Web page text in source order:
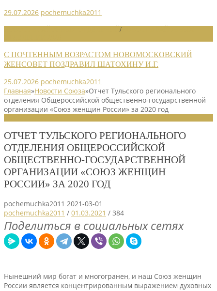
29.07.2026 pochemuchka2011
/
С ПОЧТЕННЫМ ВОЗРАСТОМ НОВОМОСКОВСКИЙ
ЖЕНСОВЕТ ПОЗДРАВИЛ ШАТОХИНУ И.Г.
25.07.2026 pochemuchka2011
Главная»Новости Союза»Отчет Тульского регионального
отделения Общероссийской общественно-государственной
организации «Союз женщин России» за 2020 год
ОТЧЕТ ТУЛЬСКОГО РЕГИОНАЛЬНОГО
ОТДЕЛЕНИЯ ОБЩЕРОССИЙСКОЙ
ОБЩЕСТВЕННО-ГОСУДАРСТВЕННОЙ
ОРГАНИЗАЦИИ «СОЮЗ ЖЕНЩИН
РОССИИ» ЗА 2020 ГОД
pochemuchka2011 2021-03-01
pochemuchka2011 / 01.03.2021 / 384
Поделиться в социальных сетях
Нынешний мир богат и многогранен, и наш Союз женщин
России является концентрированным выражением духовных